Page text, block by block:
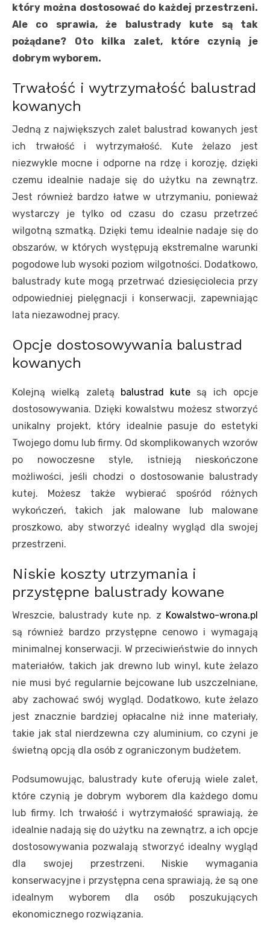
który można dostosować do każdej przestrzeni.
Ale co sprawia, że balustrady kute są tak
pożądane? Oto kilka zalet, które czynią je
dobrym wyborem.
Trwałość i wytrzymałość balustrad
kowanych
Jedną z największych zalet balustrad kowanych jest
ich trwałość i wytrzymałość. Kute żelazo jest
niezwykle mocne i odporne na rdzę i korozję, dzięki
czemu idealnie nadaje się do użytku na zewnątrz.
Jest również bardzo łatwe w utrzymaniu, ponieważ
wystarczy je tylko od czasu do czasu przetrzeć
wilgotną szmatką. Dzięki temu idealnie nadaje się do
obszarów, w których występują ekstremalne warunki
pogodowe lub wysoki poziom wilgotności. Dodatkowo,
balustrady kute mogą przetrwać dziesięciolecia przy
odpowiedniej pielęgnacji i konserwacji, zapewniając
lata niezawodnej pracy.
Opcje dostosowywania balustrad
kowanych
Kolejną wielką zaletą balustrad kute są ich opcje
dostosowywania. Dzięki kowalstwu możesz stworzyć
unikalny projekt, który idealnie pasuje do estetyki
Twojego domu lub firmy. Od skomplikowanych wzorów
po nowoczesne style, istnieją nieskończone
możliwości, jeśli chodzi o dostosowanie balustrady
kutej. Możesz także wybierać spośród różnych
wykończeń, takich jak malowane lub malowane
proszkowo, aby stworzyć idealny wygląd dla swojej
przestrzeni.
Niskie koszty utrzymania i
przystępne balustrady kowane
Wreszcie, balustrady kute np. z Kowalstwo-wrona.pl
są również bardzo przystępne cenowo i wymagają
minimalnej konserwacji. W przeciwieństwie do innych
materiałów, takich jak drewno lub winyl, kute żelazo
nie musi być regularnie bejcowane lub uszczelniane,
aby zachować swój wygląd. Dodatkowo, kute żelazo
jest znacznie bardziej opłacalne niż inne materiały,
takie jak stal nierdzewna czy aluminium, co czyni je
świetną opcją dla osób z ograniczonym budżetem.
Podsumowując, balustrady kute oferują wiele zalet,
które czynią je dobrym wyborem dla każdego domu
lub firmy. Ich trwałość i wytrzymałość sprawiają, że
idealnie nadają się do użytku na zewnątrz, a ich opcje
dostosowywania pozwalają stworzyć idealny wygląd
dla swojej przestrzeni. Niskie wymagania
konserwacyjne i przystępna cena sprawiają, że są one
idealnym wyborem dla osób poszukujących
ekonomicznego rozwiązania.